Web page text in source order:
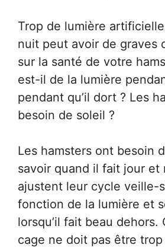
Trop de lumière
nuit peut avoir de graves
sur la santé de votre
est-il de la lumière
pendant qu’il dort ? Les
besoin de soleil ?
Les hamsters ont besoin
savoir quand il fait jour et
ajustent leur cycle veille-
fonction de la lumière et
lorsqu’il fait beau dehors.
cage ne doit pas être